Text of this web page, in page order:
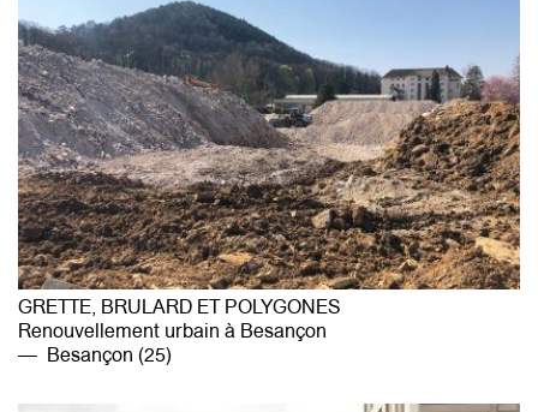
GRETTE, BRULARD ET POLYGONES
Renouvellement urbain à Besançon
Besançon (25)